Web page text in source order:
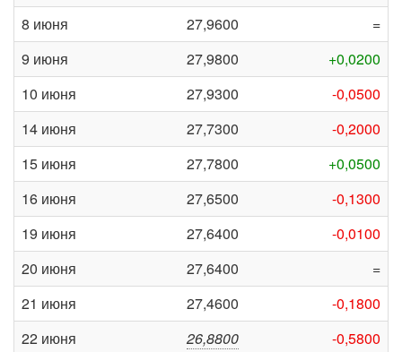
8 июня
27,9600
=
9 июня
27,9800
+0,0200
10 июня
27,9300
-0,0500
14 июня
27,7300
-0,2000
15 июня
27,7800
+0,0500
16 июня
27,6500
-0,1300
19 июня
27,6400
-0,0100
20 июня
27,6400
=
21 июня
27,4600
-0,1800
22 июня
26,8800
-0,5800